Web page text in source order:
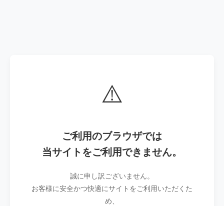
⚠️
ご利用のブラウザでは
当サイトをご利用できません。
誠に申し訳ございません。
お客様に安全かつ快適にサイトをご利用いただくた
め、